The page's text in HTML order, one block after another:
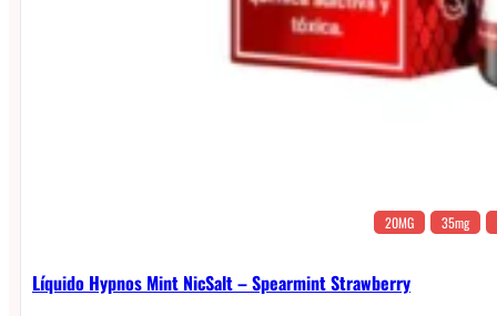
20MG 35mg
Líquido Hypnos Mint NicSalt – Spearmint Strawberry